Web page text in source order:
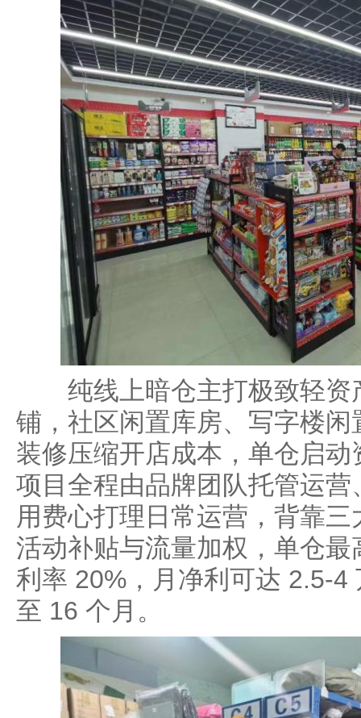
纯线上暗仓主打极致轻资
铺，社区闲置库房、写字楼
装修压缩开店成本，单仓启
项目全程由品牌团队托管运
用费心打理日常运营，背靠
活动补贴与流量加权，单仓
利率 20%，月净利可达 2.5-4
至 16 个月。